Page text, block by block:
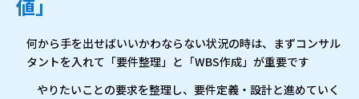
値」
何から手を出せばいいかわならない状況の時は、まずコンサル
タントを入れて「要件整理」と「WBS作成」が重要です
やりたいことの要求を整理し、要件定義・設計と進めていく